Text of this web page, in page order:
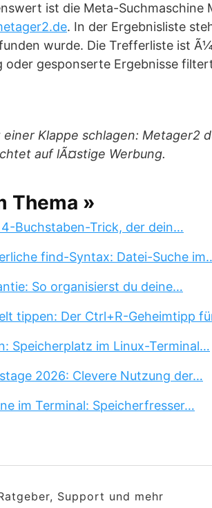
ist die Meta-Suchmaschine
. In der Ergebnisliste
wurde. Die Trefferliste ist
oder gesponserte Ergebnisse
Klappe schlagen: Metager2
auf lÃ¤stige Werbung.
Thema »
Buchstaben-Trick, der dein…
find-Syntax: Datei-Suche
So organisierst du deine…
tippen: Der Ctrl+R-Geheimtipp
Speicherplatz im Linux-Terminal…
2026: Clevere Nutzung der…
im Terminal: Speicherfresser…
Support und mehr